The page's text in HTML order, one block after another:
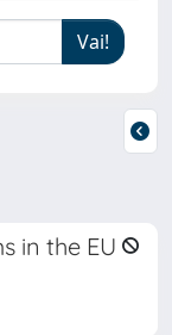
in the EU